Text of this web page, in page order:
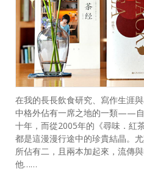
在我的長長飲食研究、寫作生涯
中格外佔有一席之地的一類——
十年，而從2005年的《尋味．紅
都是這漫漫行途中的珍貴結晶。
所佔有二，且兩本加起來，流傳
他……